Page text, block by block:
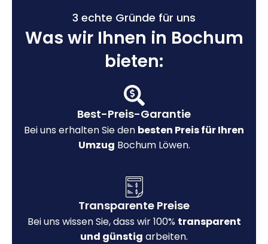
3 echte Gründe für uns
Was wir Ihnen in Bochum
bieten:
Best-Preis-Garantie
Bei uns erhalten Sie den besten Preis für Ihren
Umzug Bochum Löwen.
Transparente Preise
Bei uns wissen Sie, dass wir 100% transparent
und günstig arbeiten.